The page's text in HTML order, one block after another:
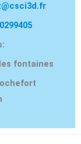
fontaines